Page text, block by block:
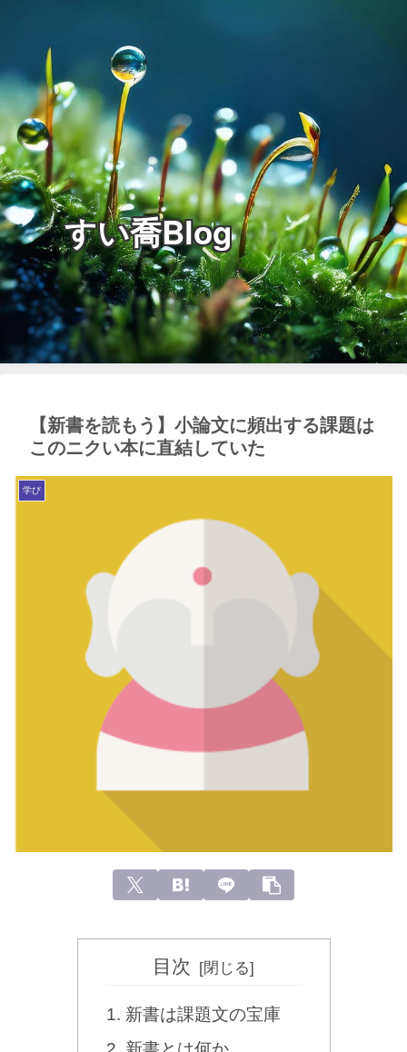
すい喬Blog
【新書を読もう】小論文に頻出する課題は
このニクい本に直結していた
学び
目次
新書は課題文の宝庫